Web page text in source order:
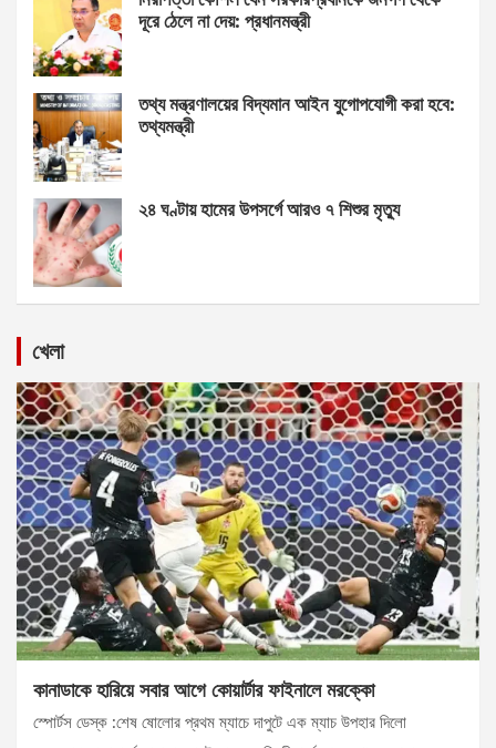
দূরে ঠেলে না দেয়: প্রধানমন্ত্রী
তথ্য মন্ত্রণালয়ের বিদ্যমান আইন যুগোপযোগী করা হবে:
তথ্যমন্ত্রী
২৪ ঘণ্টায় হামের উপসর্গে আরও ৭ শিশুর মৃত্যু
খেলা
কানাডাকে হারিয়ে সবার আগে কোয়ার্টার ফাইনালে মরক্কো
স্পোর্টস ডেস্ক :শেষ ষোলোর প্রথম ম্যাচে দাপুটে এক ম্যাচ উপহার দিলো